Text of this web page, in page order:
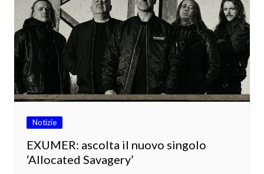
Notizie
EXUMER: ascolta il nuovo singolo
‘Allocated Savagery’